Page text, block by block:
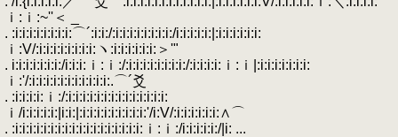
ｉ:ｉ:~''＜ _
. :i:i:i:i:i:i:i:i:⌒´:i:i:/:i:i:i:i:i:i:i:i:/i:i:i:i:i:|:i:i:i:i:i:i:
ｉ:V/:i:i:i:i:i:i:i:i:ヽ:i:i:i:i:i:i:＞'"
. i:i:i:i:i:i:i:/i:i:i:ｉ:ｉ:/:i:i:i:i:i:i:i:i:/:i:i:i:i:ｉ:ｉ|:i:i:i:i:i:i:i:
ｉ:'/:i:i:i:i:i:i:i:i:i:i:i:.⌒´爻
. :i:i:i:i:ｉ:/:i:i:i:i:i:i:i:i:i:i:i:i:i:i:
ｉ/i:i:i:i:i:|i:i:|:i:i:i:i:i:i:i:i:i:'/i:V/:i:i:i:i:i:i:∧⌒
. :i:i:i:i:i:i:i:i:i:i:i:i:i:i:i:i:i:i:ｉ:ｉ:/i:i:i:i:i:/|i: ...